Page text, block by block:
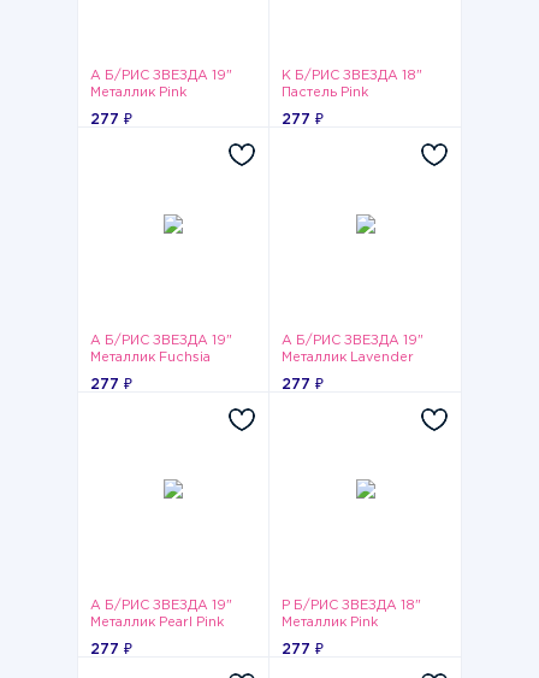
А Б/РИС ЗВЕЗДА 19"
Металлик Pink
277 ₽
К Б/РИС ЗВЕЗДА 18"
Пастель Pink
277 ₽
А Б/РИС ЗВЕЗДА 19"
Металлик Fuchsia
277 ₽
А Б/РИС ЗВЕЗДА 19"
Металлик Lavender
277 ₽
А Б/РИС ЗВЕЗДА 19"
Металлик Pearl Pink
277 ₽
Р Б/РИС ЗВЕЗДА 18"
Металлик Pink
277 ₽